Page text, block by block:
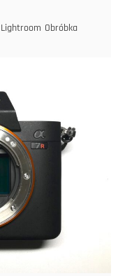
Lightroom Obróbka